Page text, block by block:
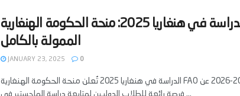
‫الدراسة في هنغاريا 2025: منحة الحكومة الهنغارية
JANUARY 23, 2025 0
الدراسة في هنغاريا 2025 تُعلن منحة الحكومة الهنغارية FAO لعام 2025-2026 عن
فرصة رائعة للطلاب الدوليين لمتابعة دراسة الماجستير في ...